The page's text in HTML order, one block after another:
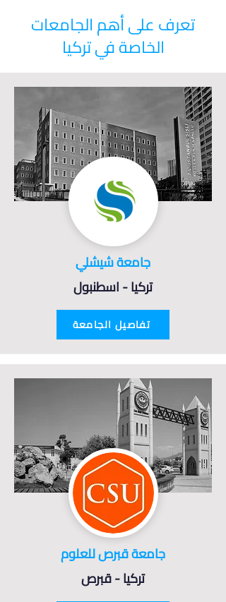
تعرف على أهم الجامعات
الخاصة في تركيا
جامعة شيشلي
تركيا - اسطنبول
تفاصيل الجامعة
جامعة قبرص للعلوم
تركيا - قبرص